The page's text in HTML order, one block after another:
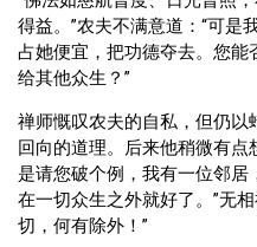
得益。”农夫不满意道：“可是
占她便宜，把功德夺去。您能
给其他众生？”
禅师慨叹农夫的自私，但仍以
回向的道理。后来他稍微有点
是请您破个例，我有一位邻
在一切众生之外就好了。”无
切，何有除外！”